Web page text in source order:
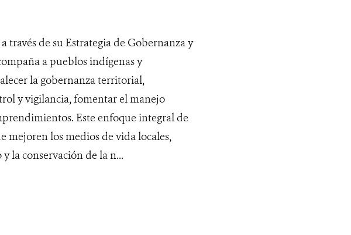
través de su Estrategia de Gobernanza y
a pueblos indígenas y
la gobernanza territorial,
y vigilancia, fomentar el manejo
Este enfoque integral de
mejoren los medios de vida locales,
la conservación de la n...